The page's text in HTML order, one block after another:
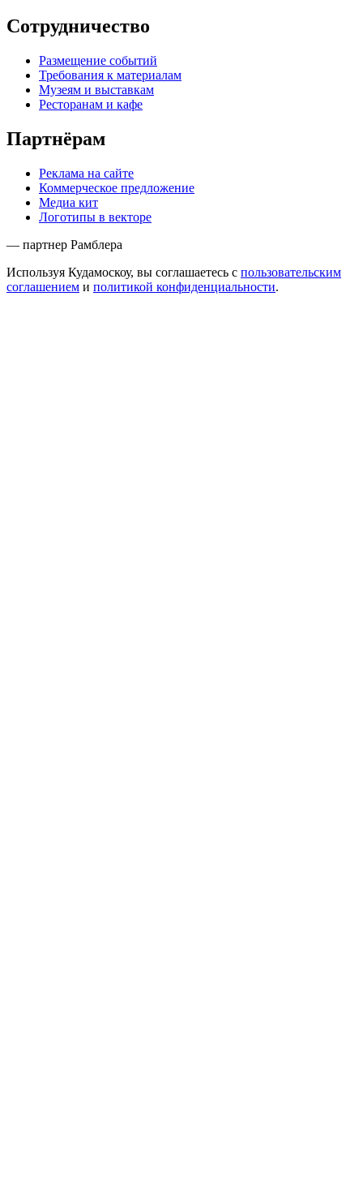
Сотрудничество
Размещение событий
Требования к материалам
Музеям и выставкам
Ресторанам и кафе
Партнёрам
Реклама на сайте
Коммерческое предложение
Медиа кит
Логотипы в векторе
— партнер Рамблера
Используя Кудамоскоу, вы соглашаетесь с пользовательским
соглашением и политикой конфиденциальности.